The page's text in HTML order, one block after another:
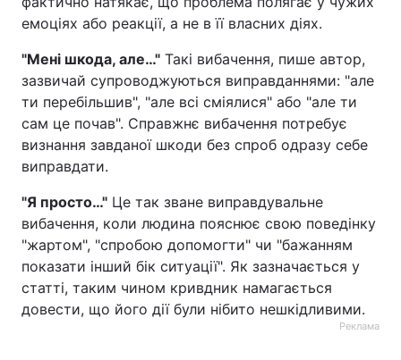
емоціях або реакції, а не в її власних діях.
"Мені шкода, але…" Такі вибачення, пише автор,
зазвичай супроводжуються виправданнями: "але
ти перебільшив", "але всі сміялися" або "але ти
сам це почав". Справжнє вибачення потребує
визнання завданої шкоди без спроб одразу себе
виправдати.
"Я просто…" Це так зване виправдувальне
вибачення, коли людина пояснює свою поведінку
"жартом", "спробою допомогти" чи "бажанням
показати інший бік ситуації". Як зазначається у
статті, таким чином кривдник намагається
довести, що його дії були нібито нешкідливими.
Реклама